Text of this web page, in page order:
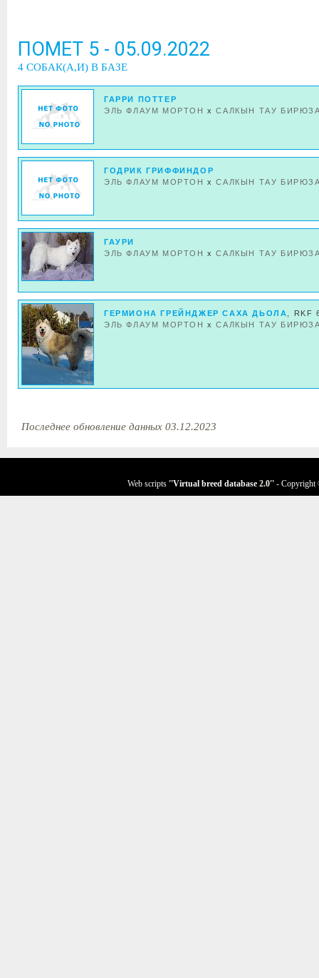
ПОМЕТ 5 - 05.09.2022
4 СОБАК(А,И) В БАЗЕ
ГАРРИ ПОТТЕР
ЭЛЬ ФЛАУМ МОРТОН xСАЛКЫН ТАУ
ГОДРИК ГРИФФИНДОР
ЭЛЬ ФЛАУМ МОРТОН xСАЛКЫН ТАУ
ГАУРИ
ЭЛЬ ФЛАУМ МОРТОН xСАЛКЫН ТАУ
ГЕРМИОНА ГРЕЙНДЖЕР САХА ДЬОЛА
, RKF
ЭЛЬ ФЛАУМ МОРТОН xСАЛКЫН ТАУ
Последнее обновление данных 03.12.2023
Web scripts ''Virtual breed database 2.0'' - Copyright